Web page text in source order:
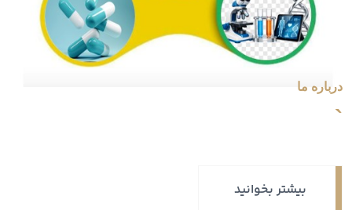
درباره ما
`
بیشتر بخوانید